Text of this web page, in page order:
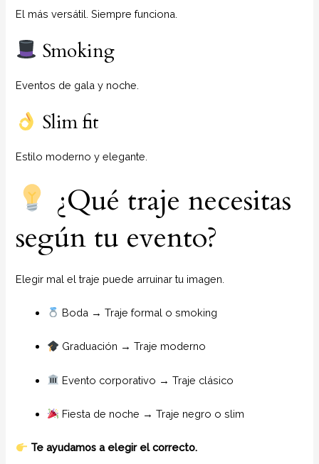
El más versátil. Siempre funciona.
Smoking
Eventos de gala y noche.
Slim fit
Estilo moderno y elegante.
¿Qué traje necesitas
según tu evento?
Elegir mal el traje puede arruinar tu imagen.
Boda → Traje formal o smoking
Graduación → Traje moderno
Evento corporativo → Traje clásico
Fiesta de noche → Traje negro o slim
Te ayudamos a elegir el correcto.